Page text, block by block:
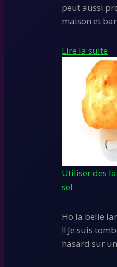
peut aussi
maison et
Lire la suite
Utiliser des
sel
Ho la belle
!! Je suis
hasard sur